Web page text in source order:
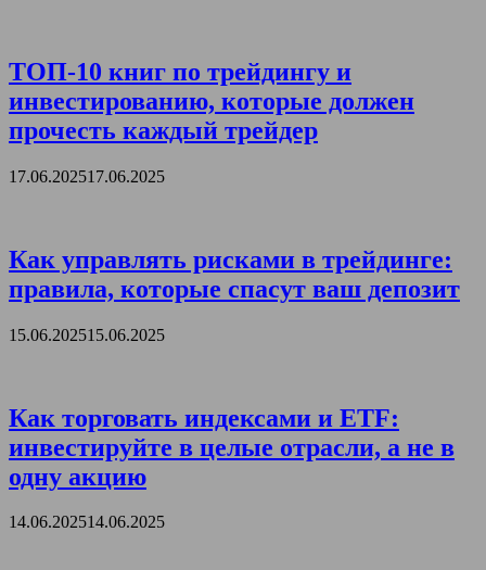
ТОП-10 книг по трейдингу и
инвестированию, которые должен
прочесть каждый трейдер
17.06.202517.06.2025
Как управлять рисками в трейдинге:
правила, которые спасут ваш депозит
15.06.202515.06.2025
Как торговать индексами и ETF:
инвестируйте в целые отрасли, а не в
одну акцию
14.06.202514.06.2025